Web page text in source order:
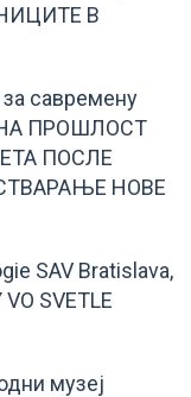
В
савремену
НА ПРОШЛОСТ
ПОСЛЕ
НОВЕ
SAV Bratislava,
SVETLE
музеј